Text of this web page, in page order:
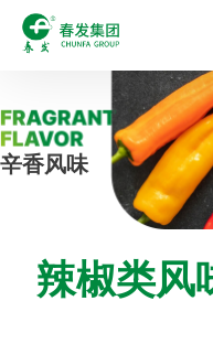
辛香风味
辣椒类风